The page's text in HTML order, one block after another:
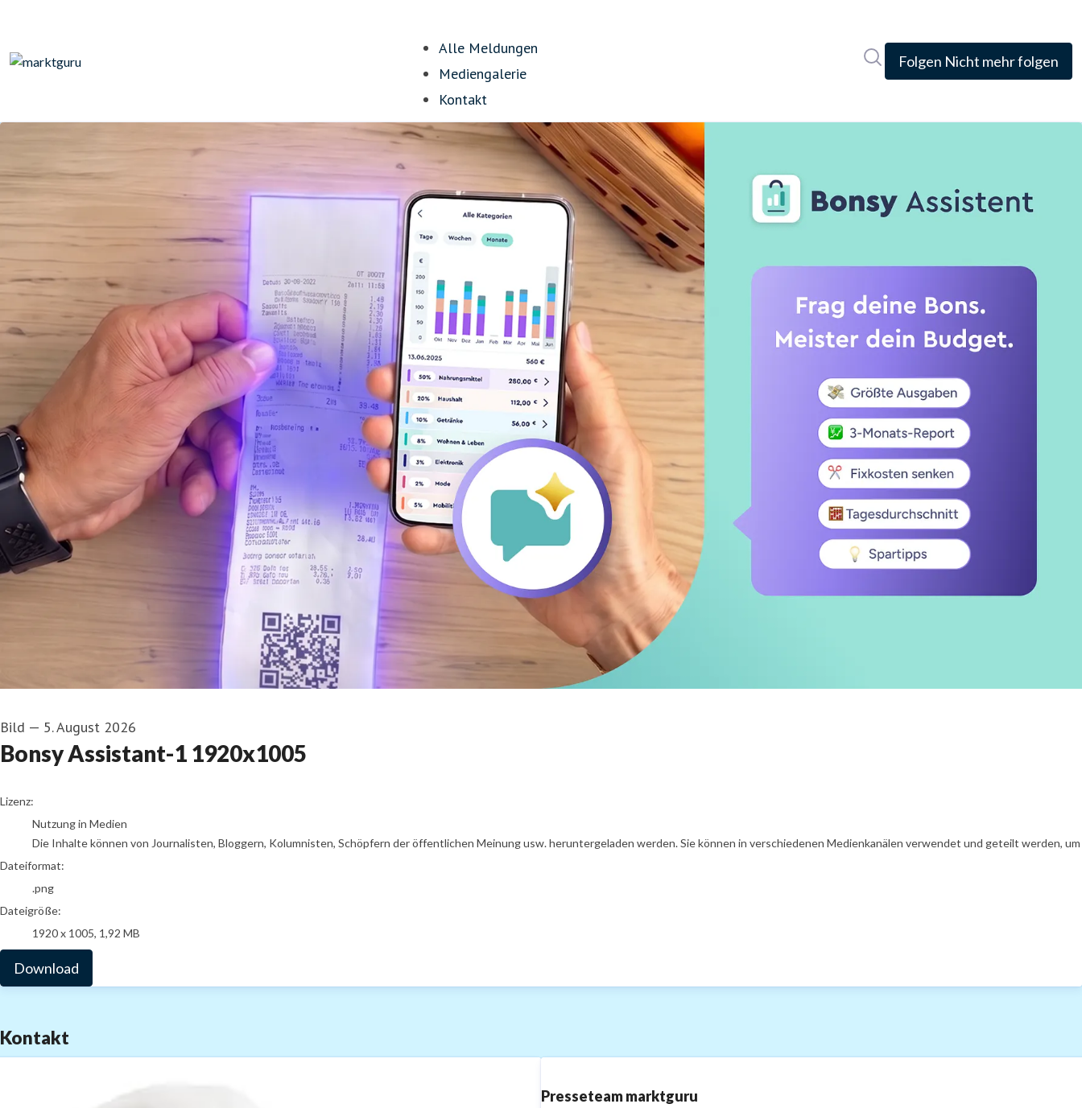
Alle Meldungen
Mediengalerie
Kontakt
Folgen Nicht mehr folgen
Bild — 5. August 2026
Bonsy Assistant-1 1920x1005
go to media item
Lizenz:
Nutzung in Medien
Die Inhalte können von Journalisten, Bloggern, Kolumnisten, Schöpfern der öffentlichen Meinung usw. heruntergeladen werden. Sie können in verschiedenen Medienkanälen verwendet und geteilt
Dateiformat:
.png
Dateigröße:
1920 x 1005, 1,92 MB
Download
Kontakt
Presseteam marktguru